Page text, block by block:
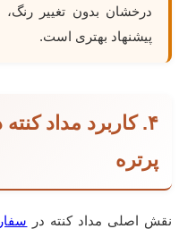
درخشان بدون تغییر رنگ،
پیشنهاد بهتری است.
۴. کاربرد مداد
پرتره
نقش اصلی مداد کنته در